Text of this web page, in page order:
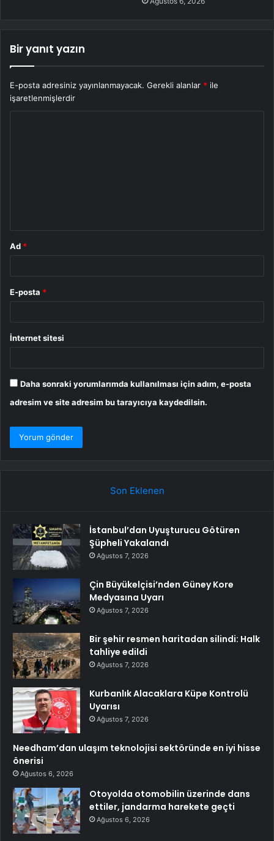
Bir yanıt yazın
E-posta adresiniz yayınlanmayacak. Gerekli alanlar * ile
işaretlenmişlerdir
Ad *
E-posta *
İnternet sitesi
Daha sonraki yorumlarımda kullanılması için adım, e-posta
adresim ve site adresim bu tarayıcıya kaydedilsin.
Son Eklenen
İstanbul’dan Uyuşturucu Götüren
Şüpheli Yakalandı
Ağustos 7, 2026
Çin Büyükelçisi’nden Güney Kore
Medyasına Uyarı
Ağustos 7, 2026
Bir şehir resmen haritadan silindi: Halk
tahliye edildi
Ağustos 7, 2026
Kurbanlık Alacaklara Küpe Kontrolü
Uyarısı
Ağustos 7, 2026
Needham’dan ulaşım teknolojisi sektöründe en iyi hisse
önerisi
Ağustos 6, 2026
Otoyolda otomobilin üzerinde dans
ettiler, jandarma harekete geçti
Ağustos 6, 2026